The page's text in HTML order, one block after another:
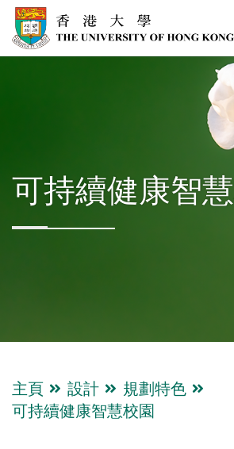
跳到主內容
可持續健康智
主頁 設計
規劃特色
可持續健康智慧校園